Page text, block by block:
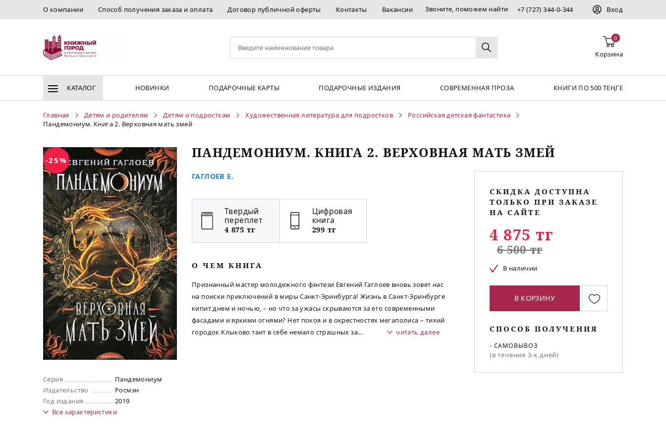
О компании Способ получения заказа и оплата Договор публичной оферты Контакты Вакансии Звоните, поможем найти +7 (727) 344-0-344 Вход
0
Корзина
КАТАЛОГ НОВИНКИ ПОДАРОЧНЫЕ КАРТЫ ПОДАРОЧНЫЕ ИЗДАНИЯ СОВРЕМЕННАЯ ПРОЗА КНИГИ ПО 500 ТЕҢГЕ
Главная Детям и родителям Детям и подросткам Художественная литература для подростков
Российская детская фантастика
Пандемониум. Книга 2. Верховная мать змей
-25%
Серия
Пандемониум
Издательство
Росмэн
Год издания
2019
Все характеристики
ПАНДЕМОНИУМ. КНИГА 2. ВЕРХОВНАЯ МАТЬ ЗМЕЙ
ГАГЛОЕВ Е.
Твердый
переплет
4 875 тг
Цифровая
книга
299 тг
O ЧЕМ КНИГА
Признанный мастер молодежного фэнтези Евгений Гаглоев вновь зовет нас
на поиски приключений в миры Санкт-Эринбурга! Жизнь в Санкт-Эринбурге
кипит днем и ночью, – но что за ужасы скрываются за его современными
фасадами и яркими огнями? Нет покоя и в окрестностях мегаполиса – тихий
городок Клыково таит в себе немало страшных за... читать далее
СКИДКА ДОСТУПНА
ТОЛЬКО ПРИ ЗАКАЗЕ
НА САЙТЕ
4 875 тг
6 500 тг
В наличии
В КОРЗИНУ
СПОСОБ ПОЛУЧЕНИЯ
- САМОВЫВОЗ
(в течение 3-х дней)